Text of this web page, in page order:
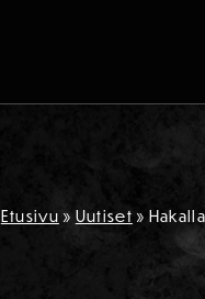
Etusivu » Uutiset »